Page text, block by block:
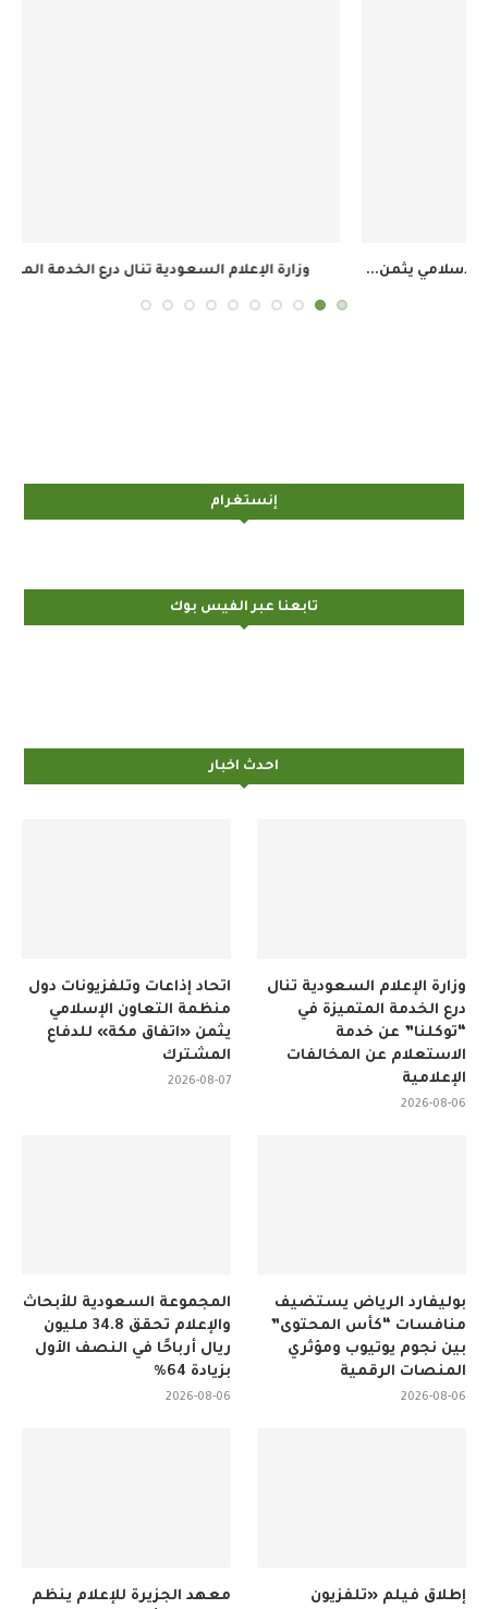
وزارة الإعلام السعودية تنال درع الخدمة المتميزة في...
إنستغرام
تابعنا عبر الفيس بوك
احدث اخبار
اتحاد إذاعات وتلفزيونات دول
منظمة التعاون الإسلامي
يثمن «اتفاق مكة» للدفاع
المشترك
2026-08-07
وزارة الإعلام السعودية تنال
درع الخدمة المتميزة في
“توكلنا” عن خدمة
الاستعلام عن المخالفات
الإعلامية
2026-08-06
المجموعة السعودية للأبحاث
والإعلام تحقق 34.8 مليون
ريال أرباحًا في النصف الأول
بزيادة 64%
2026-08-06
بوليفارد الرياض يستضيف
منافسات “كأس المحتوى”
بين نجوم يوتيوب ومؤثري
المنصات الرقمية
2026-08-06
معهد الجزيرة للإعلام ينظم
إطلاق فيلم «تلفزيون